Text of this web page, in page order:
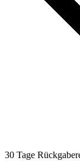
30 Tage